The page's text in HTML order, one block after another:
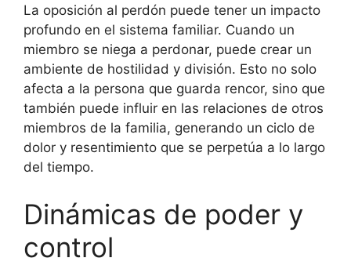
La oposición al perdón puede tener un impacto
profundo en el sistema familiar. Cuando un
miembro se niega a perdonar, puede crear un
ambiente de hostilidad y división. Esto no solo
afecta a la persona que guarda rencor, sino que
también puede influir en las relaciones de otros
miembros de la familia, generando un ciclo de
dolor y resentimiento que se perpetúa a lo largo
del tiempo.
Dinámicas de poder y
control